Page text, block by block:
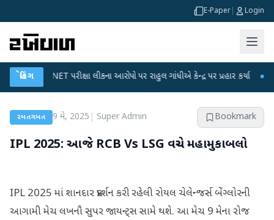
E-Paper Login
બ્રેકિંગ
UGC-NET પરીક્ષા લીકના આરોપો પર રાહુલ ગાંધીએ કેન્દ્ર પર પ્રહાર કર્યા ●
રમતગમત 9 મે, 2025 Super Admin Bookmark
IPL 2025: આજે RCB Vs LSG વચ્ચે મહામુકાબલો
IPL 2025 માં શાનદાર પ્રદર્શન કરી રહેલી રોયલ ચેલેન્જર્સ બેંગ્લોરની
આગામી મેચ લખનૌ સુપર જાયન્ટ્સ સામે થશે. આ મેચ 9 મેના રોજ